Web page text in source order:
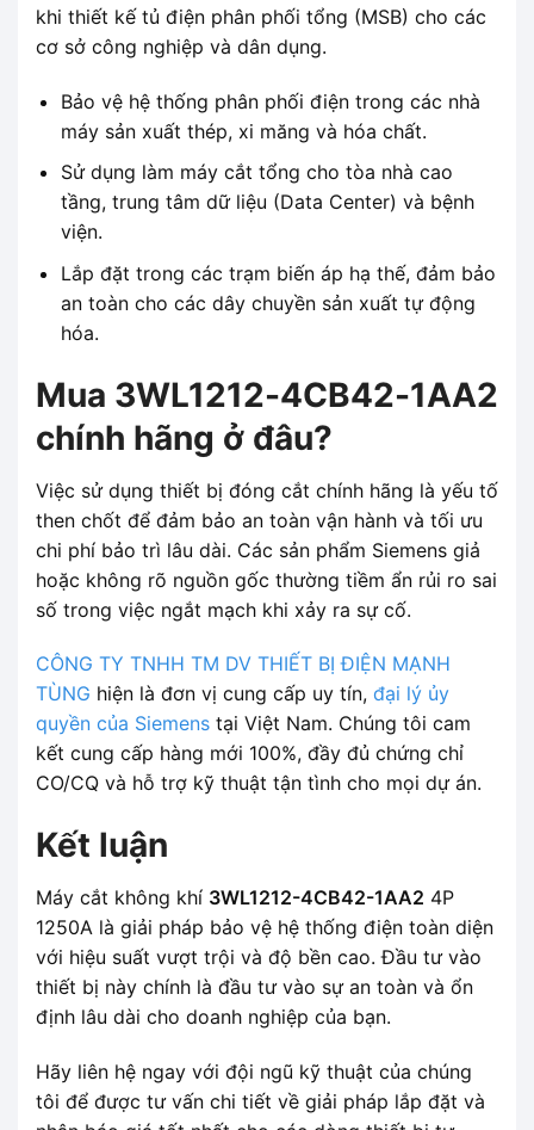
khi thiết kế tủ điện phân phối tổng (MSB) cho các
cơ sở công nghiệp và dân dụng.
Bảo vệ hệ thống phân phối điện trong các nhà
máy sản xuất thép, xi măng và hóa chất.
Sử dụng làm máy cắt tổng cho tòa nhà cao
tầng, trung tâm dữ liệu (Data Center) và bệnh
viện.
Lắp đặt trong các trạm biến áp hạ thế, đảm bảo
an toàn cho các dây chuyền sản xuất tự động
hóa.
Mua 3WL1212-4CB42-1AA2
chính hãng ở đâu?
Việc sử dụng thiết bị đóng cắt chính hãng là yếu tố
then chốt để đảm bảo an toàn vận hành và tối ưu
chi phí bảo trì lâu dài. Các sản phẩm Siemens giả
hoặc không rõ nguồn gốc thường tiềm ẩn rủi ro sai
số trong việc ngắt mạch khi xảy ra sự cố.
CÔNG TY TNHH TM DV THIẾT BỊ ĐIỆN MẠNH
TÙNG hiện là đơn vị cung cấp uy tín, đại lý ủy
quyền của Siemens tại Việt Nam. Chúng tôi cam
kết cung cấp hàng mới 100%, đầy đủ chứng chỉ
CO/CQ và hỗ trợ kỹ thuật tận tình cho mọi dự án.
Kết luận
Máy cắt không khí 3WL1212-4CB42-1AA2 4P
1250A là giải pháp bảo vệ hệ thống điện toàn diện
với hiệu suất vượt trội và độ bền cao. Đầu tư vào
thiết bị này chính là đầu tư vào sự an toàn và ổn
định lâu dài cho doanh nghiệp của bạn.
Hãy liên hệ ngay với đội ngũ kỹ thuật của chúng
tôi để được tư vấn chi tiết về giải pháp lắp đặt và